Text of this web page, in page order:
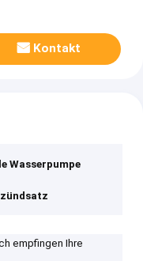
Kontakt
Wasserpumpe
empfingen Ihre